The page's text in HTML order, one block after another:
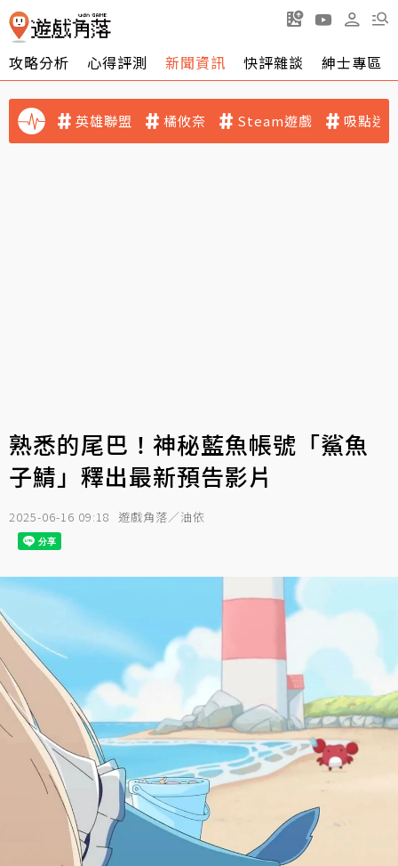
攻略分析 心得評測 新聞資訊 快評雜談 紳士專區
英雄聯盟 橘攸奈 Steam遊戲 吸點迷
熟悉的尾巴！神秘藍魚帳號「鯊魚
子鯖」釋出最新預告影片
2025-06-16 09:18 遊戲角落／油依